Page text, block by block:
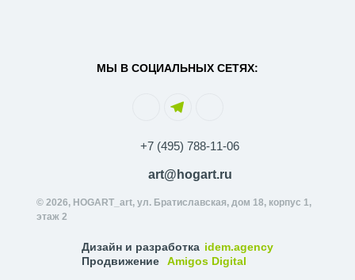
МЫ В СОЦИАЛЬНЫХ СЕТЯХ:
+7 (495) 788-11-06
art@hogart.ru
© 2026, HOGART_art, ул. Братиславская, дом 18, корпус 1,
этаж 2
Дизайн и разработка idem.agency
Продвижение
Amigos Digital